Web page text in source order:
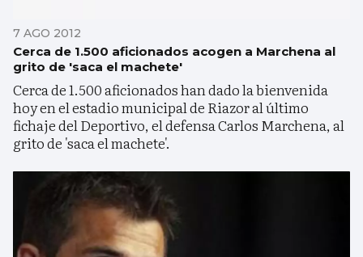
7 AGO 2012
Cerca de 1.500 aficionados acogen a Marchena al
grito de 'saca el machete'
Cerca de 1.500 aficionados han dado la bienvenida
hoy en el estadio municipal de Riazor al último
fichaje del Deportivo, el defensa Carlos Marchena, al
grito de 'saca el machete'.